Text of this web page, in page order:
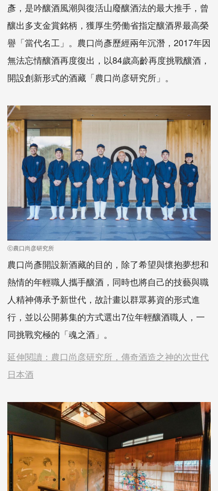
彥，是吟釀酒風潮與復活山廢釀酒法的最大推手，曾
釀出多支金賞銘柄，獲厚生勞働省指定釀酒界最高榮
譽「當代名工」。農口尚彥歷經兩年沉潛，2017年因
無法忘情釀酒再度復出，以84歲高齡再度挑戰釀酒，
開設創新形式的酒藏「農口尚彦研究所」。
ⓒ農口尚彦研究所
農口尚彥開設新酒藏的目的，除了希望與懷抱夢想和
熱情的年輕職人攜手釀酒，同時也將自己的技藝與職
人精神傳承予新世代，故計畫以群眾募資的形式進
行，並以公開募集的方式選出7位年輕釀酒職人，一
同挑戰究極的「魂之酒」。
延伸閱讀：農口尚彦研究所，傳奇酒造之神的次世代
日本酒